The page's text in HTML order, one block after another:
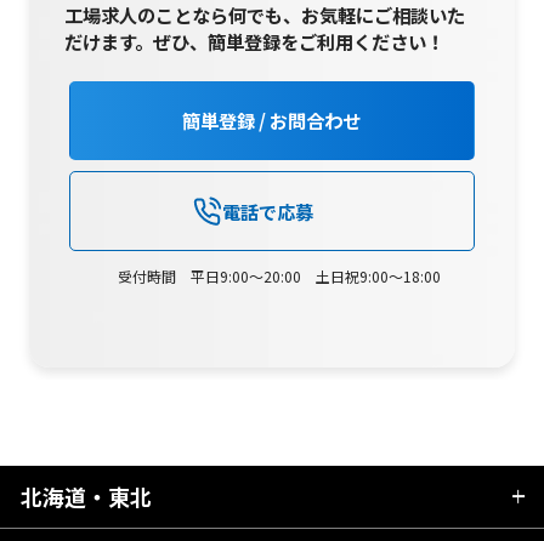
工場求人のことなら何でも、お気軽にご相談いた
だけます。ぜひ、簡単登録をご利用ください！
簡単登録 / お問合わせ
電話で応募
受付時間 平日9:00～20:00 土日祝9:00～18:00
北海道・東北